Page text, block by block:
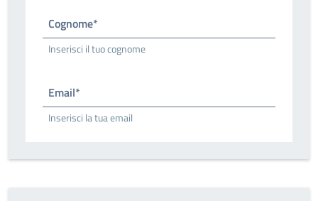
Cognome*
Inserisci il tuo cognome
Email*
Inserisci la tua email